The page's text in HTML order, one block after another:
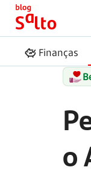
Finanças
Início
o